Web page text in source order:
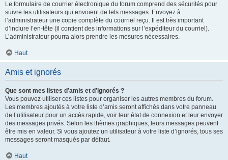
Le formulaire de courrier électronique du forum comprend des sécurités pour
suivre les utilisateurs qui envoient de tels messages. Envoyez à
l’administrateur une copie complète du courriel reçu. Il est très important
d’inclure l’en-tête (il contient des informations sur l’expéditeur du courriel).
L’administrateur pourra alors prendre les mesures nécessaires.
Haut
Amis et ignorés
Que sont mes listes d’amis et d’ignorés ?
Vous pouvez utiliser ces listes pour organiser les autres membres du forum.
Les membres ajoutés à votre liste d’amis seront affichés dans votre panneau
de l’utilisateur pour un accès rapide, voir leur état de connexion et leur envoyer
des messages privés. Selon les thèmes graphiques, leurs messages peuvent
être mis en valeur. Si vous ajoutez un utilisateur à votre liste d’ignorés, tous ses
messages seront masqués par défaut.
Haut